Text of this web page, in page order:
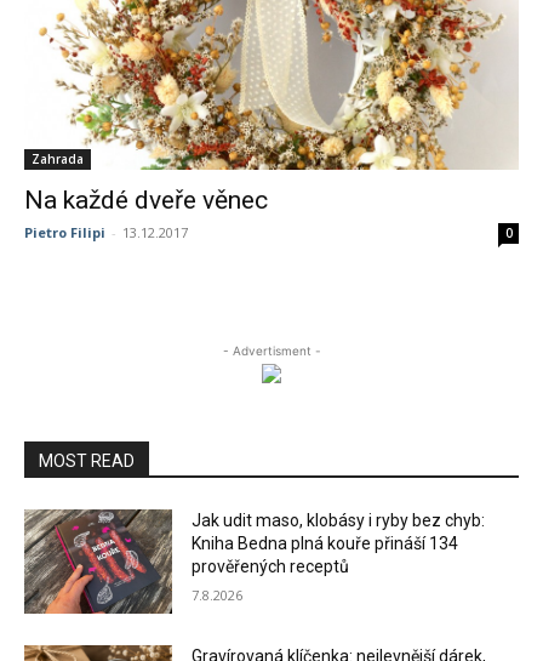
Zahrada
Na každé dveře věnec
Pietro Filipi - 13.12.2017 0
- Advertisment -
MOST READ
Jak udit maso, klobásy i ryby bez chyb:
Kniha Bedna plná kouře přináší 134
prověřených receptů
7.8.2026
Gravírovaná klíčenka: nejlevnější dárek,